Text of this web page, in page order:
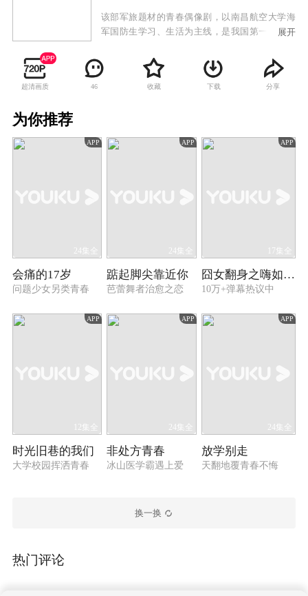
该部军旅题材的青春偶像剧，以南昌航空大学海
军国防生学习、生活为主线，是我国第一部全方
该剧是一部题材新颖，主题立意明确的主旋律电
视剧，故事讲述了苏寒、江天等一批高中应届毕
业生，怀着不同的人生目标来到了“华航大学”。
不断摆在他们面前，成为他们必须面对的人生答
展开
超清画质 46 收藏 下载 分享
为你推荐
APP
24集全
会痛的17岁
问题少女另类青春
APP
24集全
踮起脚尖靠近你
芭蕾舞者治愈之恋
APP
17集全
囧女翻身之嗨如花 第二季
10万+弹幕热议中
APP
12集全
时光旧巷的我们
大学校园挥洒青春
APP
24集全
非处方青春
冰山医学霸遇上爱
APP
24集全
放学别走
天翻地覆青春不悔
换一换
热门评论